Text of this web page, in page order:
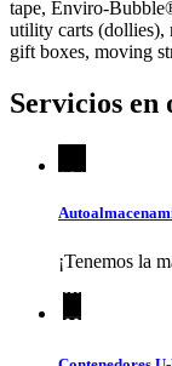
tape, Enviro-
utility carts (dollies),
gift boxes, moving
Servicios en
¡Tenemos la